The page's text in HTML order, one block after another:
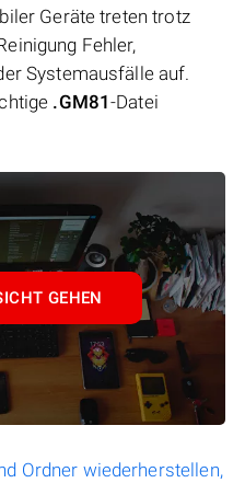
Geräte treten trotz
Fehler,
Systemausfälle auf.
.GM81-Datei
GEHEN
Ordner wiederherstellen,